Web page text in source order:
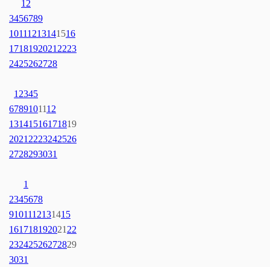
1 2
3456789
10111213141516
1718192021 2223
2425262728
1 2345
6789101112
13141516171819
2021 2223242526
2728293031
1
2345678
9101112131415
161718192021 22
23242526272829
3031